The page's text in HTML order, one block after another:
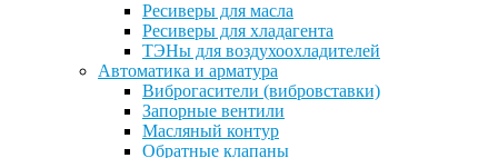
Ресиверы для масла
Ресиверы для хладагента
ТЭНы для воздухоохладителей
Автоматика и арматура
Виброгасители (вибровставки)
Запорные вентили
Масляный контур
Обратные клапаны